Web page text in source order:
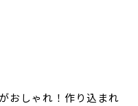
おしゃれ！作り込まれ